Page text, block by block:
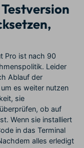
Pro ist nach 90
Leider
Ablauf der
es weiter nutzen
sie
ob auf
Wenn sie installiert
in das Terminal
alles erledigt